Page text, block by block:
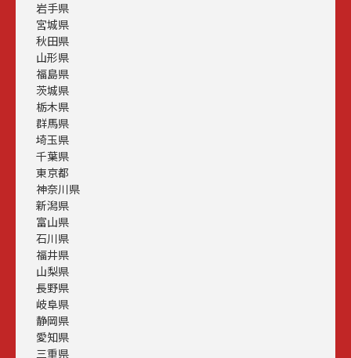
岩手県
宮城県
秋田県
山形県
福島県
茨城県
栃木県
群馬県
埼玉県
千葉県
東京都
神奈川県
新潟県
富山県
石川県
福井県
山梨県
長野県
岐阜県
静岡県
愛知県
三重県